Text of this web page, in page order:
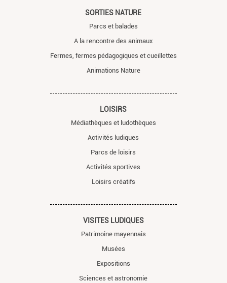
SORTIES NATURE
Parcs et balades
A la rencontre des animaux
Fermes, fermes pédagogiques et cueillettes
Animations Nature
LOISIRS
Médiathèques et ludothèques
Activités ludiques
Parcs de loisirs
Activités sportives
Loisirs créatifs
VISITES LUDIQUES
Patrimoine mayennais
Musées
Expositions
Sciences et astronomie